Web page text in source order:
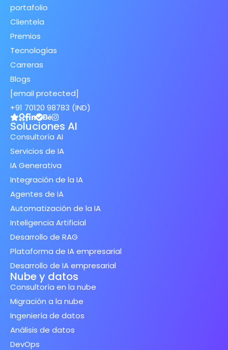
portafolio
Clientela
Premios
Tecnologías
Carreras
Blogs
[email protected]
+91 70120 98783 (IND)
Soluciones AI
Consultoría AI
Servicios de IA
IA Generativa
Integración de la IA
Agentes de IA
Automatización de la IA
Inteligencia Artificial
Desarrollo de RAG
Plataforma de IA empresarial
Desarrollo de IA empresarial
Nube y datos
Consultoría en la nube
Migración a la nube
Ingeniería de datos
Análisis de datos
DevOps